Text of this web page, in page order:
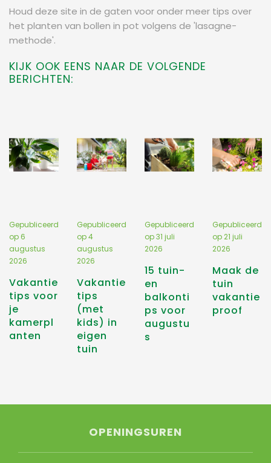
Houd deze site in de gaten voor onder meer tips over
het planten van bollen in pot volgens de 'lasagne-
methode'.
KIJK OOK EENS NAAR DE VOLGENDE
BERICHTEN:
Vakantie
tips voor
je
kamerpl
anten
Gepubliceerd
op6
augustus
2026
Vakantie
tips
(met
kids) in
eigen
tuin
Gepubliceerd
op4
augustus
2026
15 tuin-
en
balkonti
ps voor
augustu
s
Gepubliceerd
op31 juli
2026
Maak de
tuin
vakantie
proof
Gepubliceerd
op21 juli
2026
OPENINGSUREN